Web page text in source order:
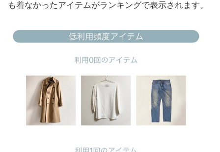
も着なかったアイテムがランキングで表示されます。